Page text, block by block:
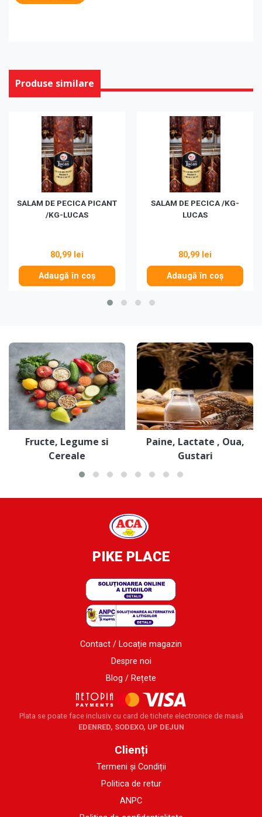
Produse similare
SALAM DE PECICA PICANT
/KG-LUCAS
80,99 lei
Adaugă în coș
SALAM DE PECICA /KG-
LUCAS
80,99 lei
Adaugă în coș
Fructe, Legume si
Cereale
Paine, Lactate , Oua,
Gustari
PIKE PLACE
Contact / Locație magazin
Despre noi
Blog / Rețete
Plata se poate face inclusiv cu card de tichete electronice de masă
EDENRED, SODEXO, UP DEJUN
Clienți
Termeni și Condiții
Politica de retur
ANPC